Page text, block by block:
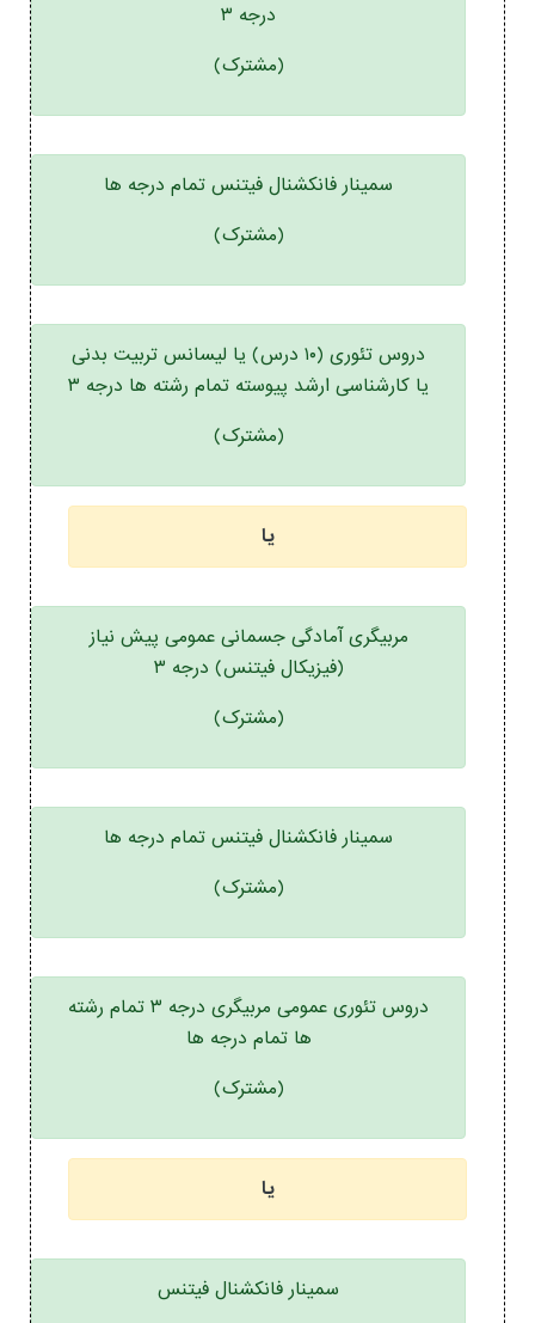
درجه ۳
(مشترک)
سمینار فانکشنال فیتنس تمام درجه ها
(مشترک)
دروس تئوری (۱۰ درس) یا لیسانس تربیت بدنی
یا کارشناسی ارشد پیوسته تمام رشته ها درجه ۳
(مشترک)
یا
مربیگری آمادگی جسمانی عمومی پیش نیاز
(فیزیکال فیتنس) درجه ۳
(مشترک)
سمینار فانکشنال فیتنس تمام درجه ها
(مشترک)
دروس تئوری عمومی مربیگری درجه ۳ تمام رشته
ها تمام درجه ها
(مشترک)
یا
سمینار فانکشنال فیتنس